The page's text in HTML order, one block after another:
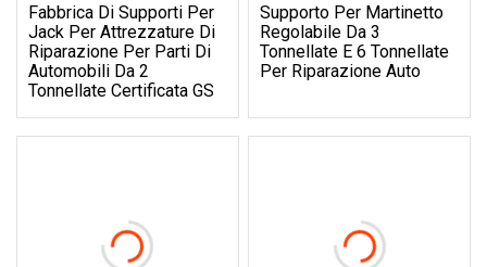
Fabbrica Di Supporti Per
Jack Per Attrezzature Di
Riparazione Per Parti Di
Automobili Da 2
Tonnellate Certificata GS
Supporto Per Martinetto
Regolabile Da 3
Tonnellate E 6 Tonnellate
Per Riparazione Auto